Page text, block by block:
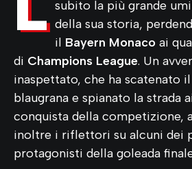
subito la più grande
della sua storia,
il Bayern Monaco ai
di Champions League. Un
inaspettato, che ha scatenato
blaugrana e spianato la strada
conquista della competizione,
inoltre i riflettori su alcuni dei
protagonisti della goleada